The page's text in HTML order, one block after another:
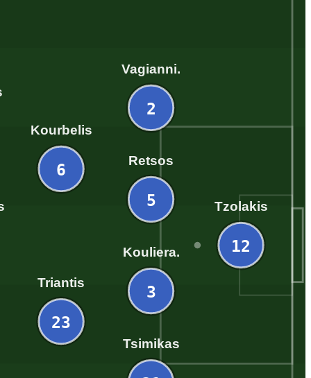
12
Tzolakis
2
Vagianni.
5
Retsos
3
Kouliera.
Tsimikas
6
Kourbelis
23
Triantis